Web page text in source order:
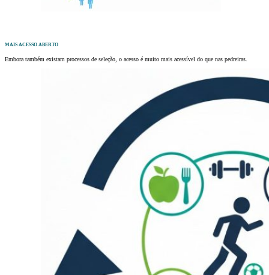
MAIS ACESSO ABERTO
Embora também existam processos de seleção, o acesso é muito mais acessível do que nas pedreiras.